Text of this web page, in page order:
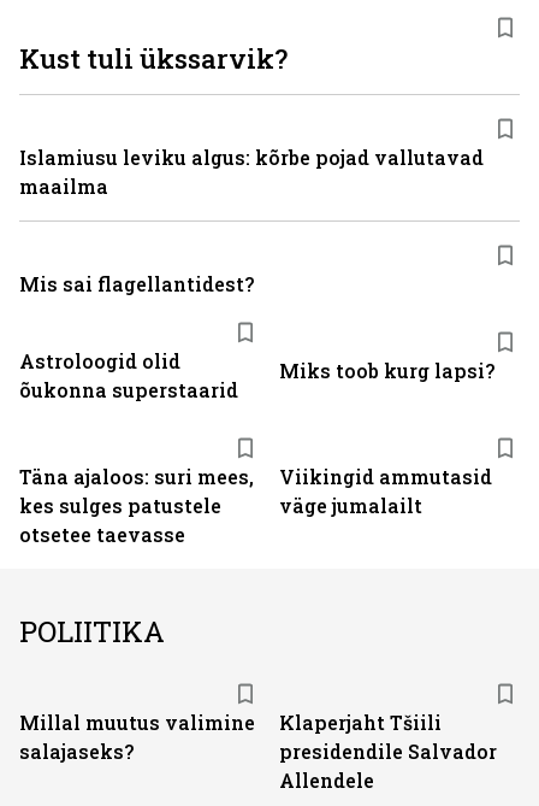
Astroloogid olid
õukonna superstaarid
Miks toob kurg lapsi?
Täna ajaloos: suri mees,
kes sulges patustele
otsetee taevasse
Viikingid ammutasid
väge jumalailt
Kust tuli ükssarvik?
Islamiusu leviku algus: kõrbe pojad vallutavad
maailma
Mis sai flagellantidest?
POLIITIKA
Millal muutus valimine
salajaseks?
Klaperjaht Tšiili
presidendile Salvador
Allendele